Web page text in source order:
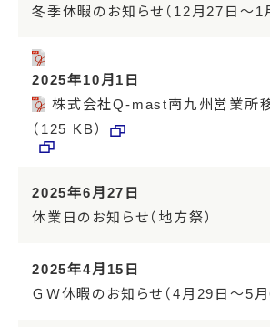
冬季休暇のお知らせ（12月27日～1
2025年10月1日
株式会社Q-mast南九州営業所
（125 KB）
2025年6月27日
休業日のお知らせ（地方祭）
2025年4月15日
ＧＷ休暇のお知らせ（4月29日～5月